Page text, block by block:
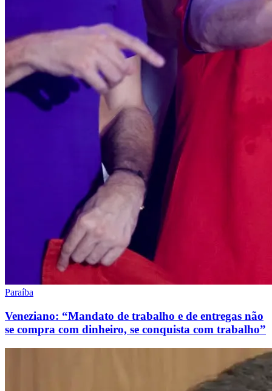
Paraíba
Veneziano: “Mandato de trabalho e de entregas não
se compra com dinheiro, se conquista com trabalho”